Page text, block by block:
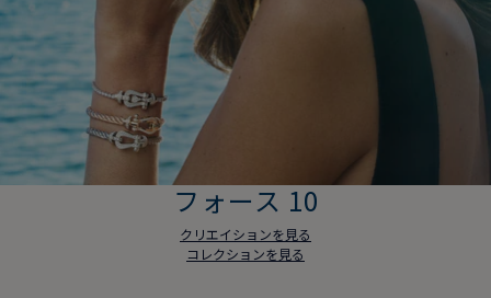
フォース 10
クリエイションを見る
コレクションを見る